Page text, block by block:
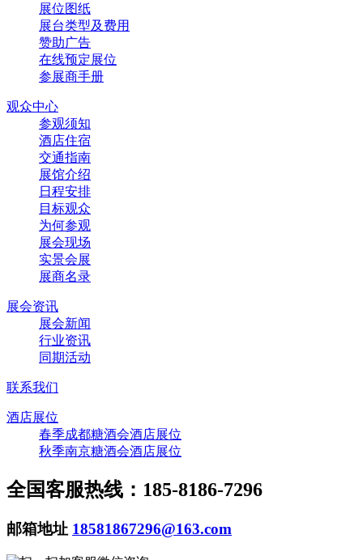
展位图纸
展台类型及费用
赞助广告
在线预定展位
参展商手册
观众中心
参观须知
酒店住宿
交通指南
展馆介绍
日程安排
目标观众
为何参观
展会现场
实景会展
展商名录
展会资讯
展会新闻
行业资讯
同期活动
联系我们
酒店展位
春季成都糖酒会酒店展位
秋季南京糖酒会酒店展位
全国客服热线：185-8186-7296
邮箱地址 18581867296@163.com